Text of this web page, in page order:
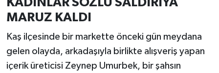
MARUZ KALDI
Kaş ilçesinde bir markette önceki gün meydana
gelen olayda, arkadaşıyla birlikte alışveriş yapan
içerik üreticisi Zeynep Umurbek, bir şahsın